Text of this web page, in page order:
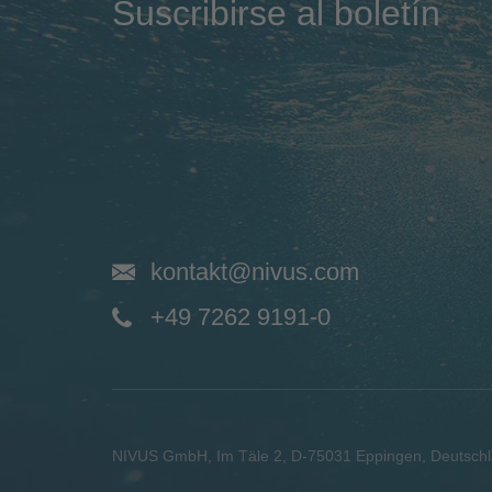
Suscribirse al boletín
kontakt@nivus.com
+49 7262 9191-0
NIVUS GmbH, Im Täle 2, D-75031 Eppingen,